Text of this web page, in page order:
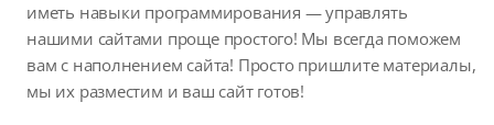
иметь навыки программирования — управлять
нашими сайтами проще простого! Мы всегда поможем
вам с наполнением сайта! Просто пришлите материалы,
мы их разместим и ваш сайт готов!